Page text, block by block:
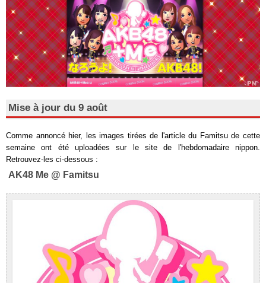
Mise à jour du 9 août
Comme annoncé hier, les images tirées de l'article du Famitsu de cette
semaine ont été uploadées sur le site de l'hebdomadaire nippon.
Retrouvez-les ci-dessous :
AK48 Me @ Famitsu